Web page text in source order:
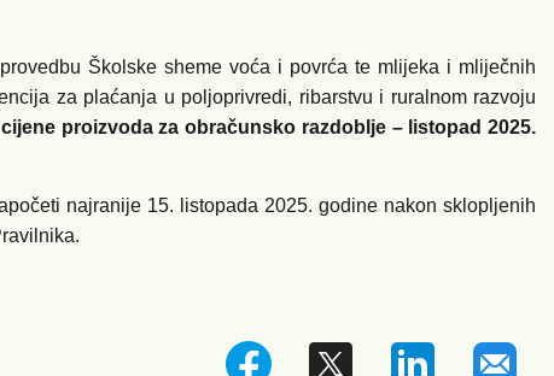
Školske sheme voća i povrća te mlijeka i mliječnih
za plaćanja u poljoprivredi, ribarstvu i ruralnom razvoju
proizvoda za obračunsko razdoblje – listopad 2025.
najranije 15. listopada 2025. godine nakon sklopljenih